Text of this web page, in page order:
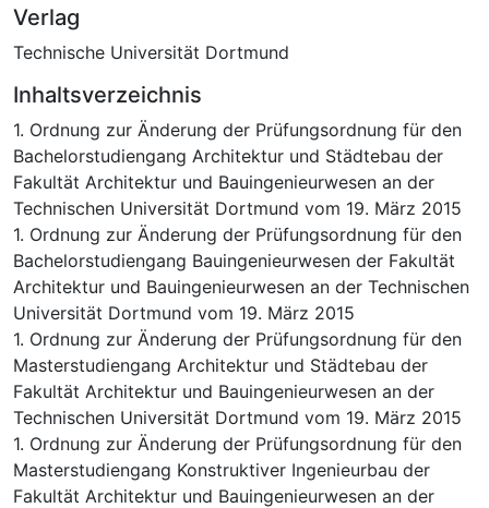
Verlag
Technische Universität Dortmund
Inhaltsverzeichnis
1. Ordnung zur Änderung der Prüfungsordnung für den
Bachelorstudiengang Architektur und Städtebau der
Fakultät Architektur und Bauingenieurwesen an der
Technischen Universität Dortmund vom 19. März 2015
1. Ordnung zur Änderung der Prüfungsordnung für den
Bachelorstudiengang Bauingenieurwesen der Fakultät
Architektur und Bauingenieurwesen an der Technischen
Universität Dortmund vom 19. März 2015
1. Ordnung zur Änderung der Prüfungsordnung für den
Masterstudiengang Architektur und Städtebau der
Fakultät Architektur und Bauingenieurwesen an der
Technischen Universität Dortmund vom 19. März 2015
1. Ordnung zur Änderung der Prüfungsordnung für den
Masterstudiengang Konstruktiver Ingenieurbau der
Fakultät Architektur und Bauingenieurwesen an der